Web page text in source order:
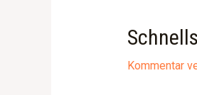
Kommentar